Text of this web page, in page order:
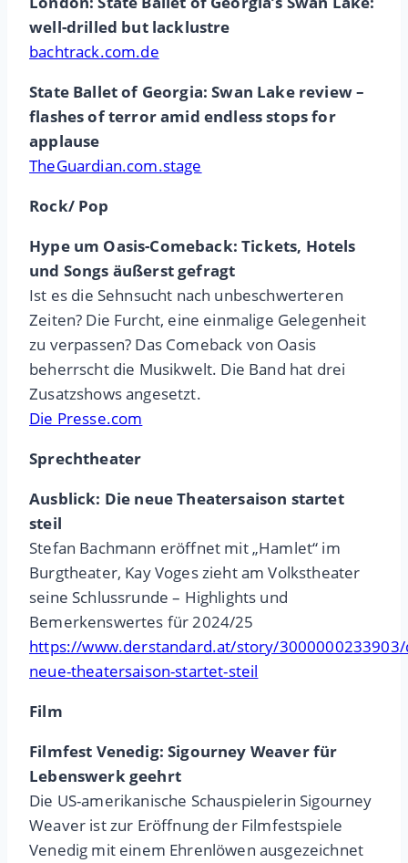
well-drilled but lacklustre
bachtrack.com.de
State Ballet of Georgia: Swan Lake review –
flashes of terror amid endless stops for
applause
TheGuardian.com.stage
Rock/ Pop
Hype um Oasis-Comeback: Tickets, Hotels
und Songs äußerst gefragt
Ist es die Sehnsucht nach unbeschwerteren
Zeiten? Die Furcht, eine einmalige Gelegenheit
zu verpassen? Das Comeback von Oasis
beherrscht die Musikwelt. Die Band hat drei
Zusatzshows angesetzt.
Die Presse.com
Sprechtheater
Ausblick: Die neue Theatersaison startet
steil
Stefan Bachmann eröffnet mit „Hamlet“ im
Burgtheater, Kay Voges zieht am Volkstheater
seine Schlussrunde – Highlights und
Bemerkenswertes für 2024/25
https://www.derstandard.at/story/
neue-theatersaison-startet-steil
Film
Filmfest Venedig: Sigourney Weaver für
Lebenswerk geehrt
Die US-amerikanische Schauspielerin Sigourney
Weaver ist zur Eröffnung der Filmfestspiele
Venedig mit einem Ehrenlöwen ausgezeichnet